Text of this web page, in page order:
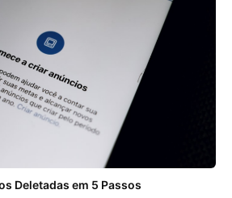
Deletadas em 5 Passos